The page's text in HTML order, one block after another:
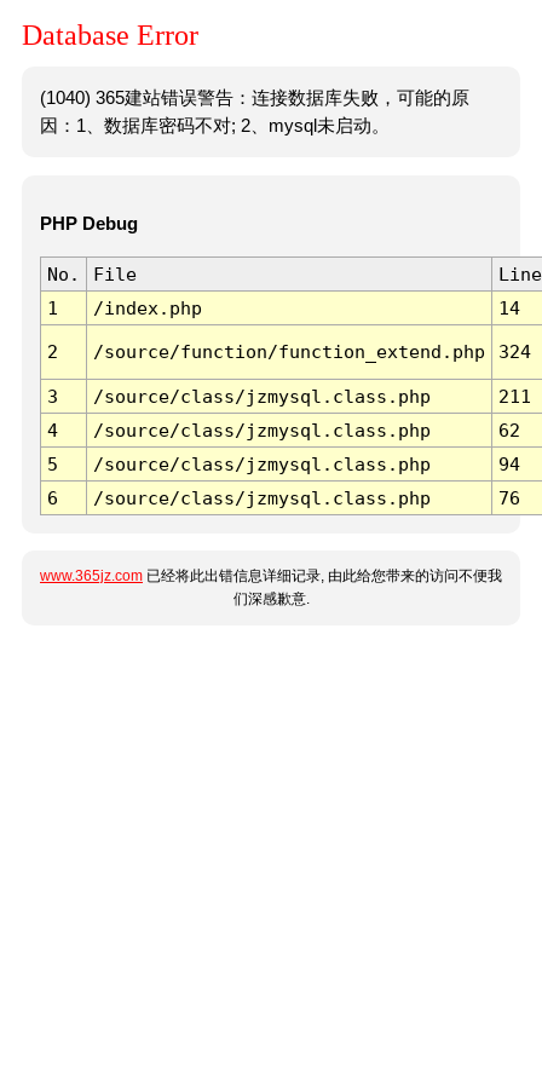
Database Error
(1040) 365建站错误警告：连接数据库失败，可能的原
因：1、数据库密码不对; 2、mysql未启动。
PHP Debug
No. File
Line
1
/index.php 14
2 /source/function/function_extend.php 324
3 /source/class/jzmysql.class.php
211
4
/source/class/jzmysql.class.php
62
5
/source/class/jzmysql.class.php
94
6
/source/class/jzmysql.class.php 76
www.365jz.com 已经将此出错信息详细记录, 由此给您带来的访问不便我
们深感歉意.